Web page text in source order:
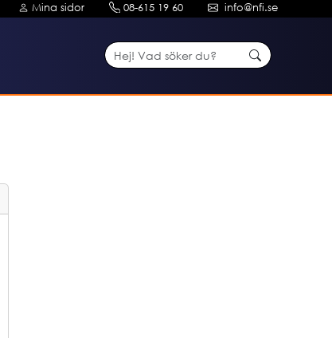
Mina sidor 08-615 19 60 info@nfi.se